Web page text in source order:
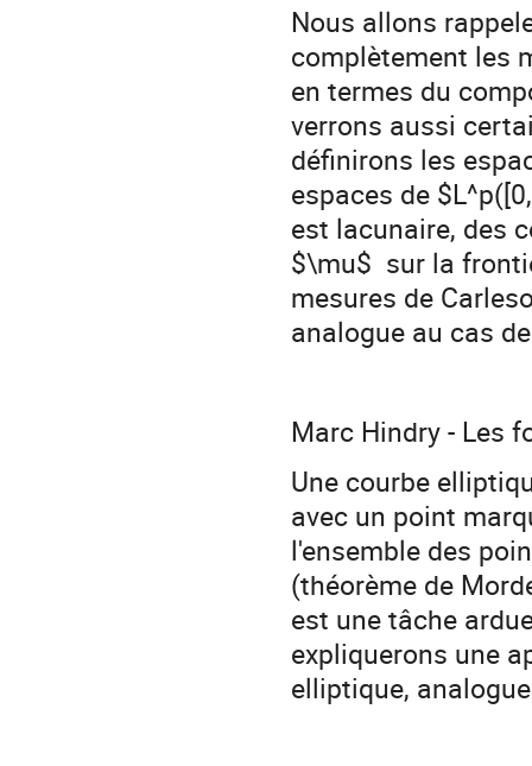
Nous allons
complètement les
en termes du
verrons aussi
définirons les
espaces de
est lacunaire, des
$\mu$ sur la
mesures de
analogue au cas
Marc Hindry - Les
Une courbe
avec un point
l'ensemble des
(théorème de
est une tâche
expliquerons une
elliptique,